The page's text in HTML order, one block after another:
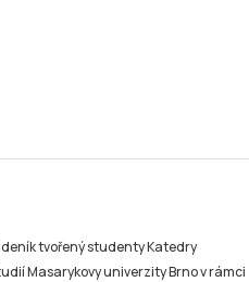
tvořený studenty Katedry
Masarykovy univerzity Brno v rámci